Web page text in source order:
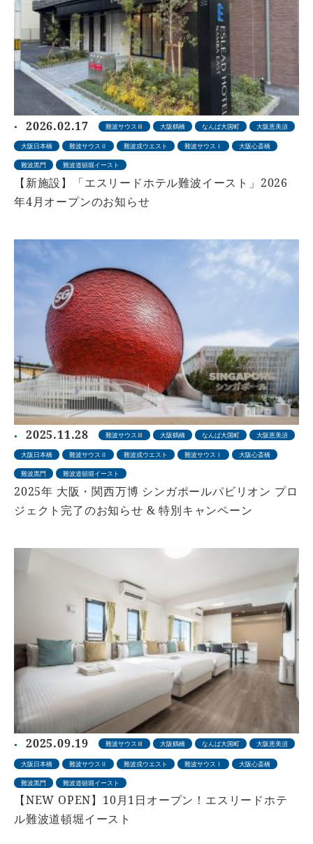
2026.02.17 難波サウスⅢ 大阪鶴橋 なんば大国町 大阪恵美須
大阪日本橋 難波サウスⅡ 難波戎ウエスト 難波サウスⅠ 大阪心斎橋
難波黒門 難波道頓堀イースト
【新施設】「エスリードホテル難波イースト」2026
年4月オープンのお知らせ
2025.11.28 難波サウスⅢ 大阪鶴橋 なんば大国町 大阪恵美須
大阪日本橋 難波サウスⅡ 難波戎ウエスト 難波サウスⅠ 大阪心斎橋
難波黒門 難波道頓堀イースト
2025年 大阪・関西万博 シンガポールパビリオン プロ
ジェクト完了のお知らせ & 特別キャンペーン
2025.09.19 難波サウスⅢ 大阪鶴橋 なんば大国町 大阪恵美須
大阪日本橋 難波サウスⅡ 難波戎ウエスト 難波サウスⅠ 大阪心斎橋
難波黒門 難波道頓堀イースト
【NEW OPEN】10月1日オープン！エスリードホテ
ル難波道頓堀イースト